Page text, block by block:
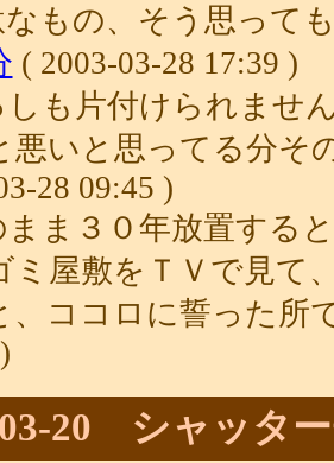
なもの、そう思って
( 2003-03-28 17:39 )
しも片付けられませ
悪いと思ってる分そ
28 09:45 )
まま３０年放置する
ミ屋敷をＴＶで見て
ココロに誓った所
20 シャッタ